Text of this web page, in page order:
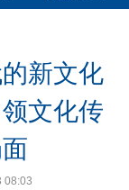
新文化
文化传
08:03